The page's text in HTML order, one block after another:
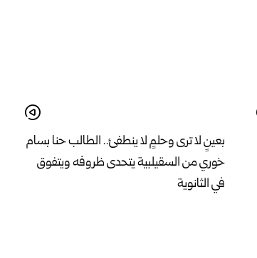
بعينٍ لا ترى وحلمٍ لا ينطفئ.. الطالب حنا بسام
خوري من السقيلبية يتحدى ظروفه ويتفوق
في الثانوية